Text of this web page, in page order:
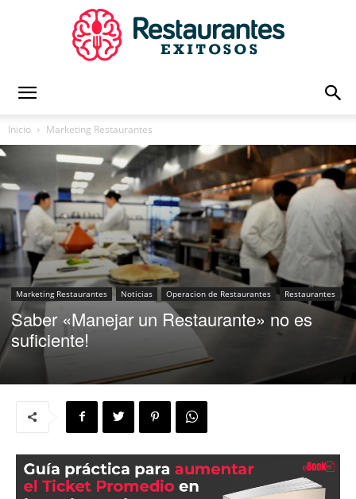
Exitosos
|
Capacitación
para
Restaurantes
Inicio Marketing Restaurantes
Marketing Restaurantes Noticias Operacion de Restaurantes Restaurantes
Saber «Manejar un Restaurante» no es
suficiente!